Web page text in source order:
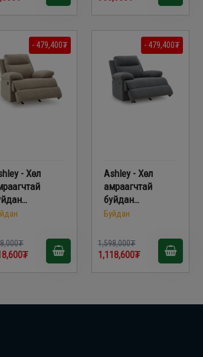
- 479,400₮
- Хөл
- 479,400₮
Ashley - Хөл
амраагчтай
буйдан
PC9140625
Буйдан
1,598,000₮
1,118,600₮